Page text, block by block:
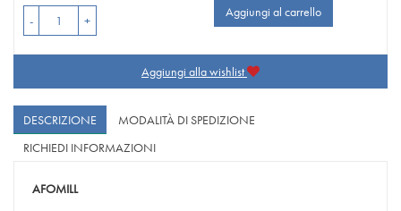
- +
Aggiungi al carrello
Aggiungi alla wishlist
DESCRIZIONE
MODALITÀ DI SPEDIZIONE
RICHIEDI INFORMAZIONI
AFOMILL